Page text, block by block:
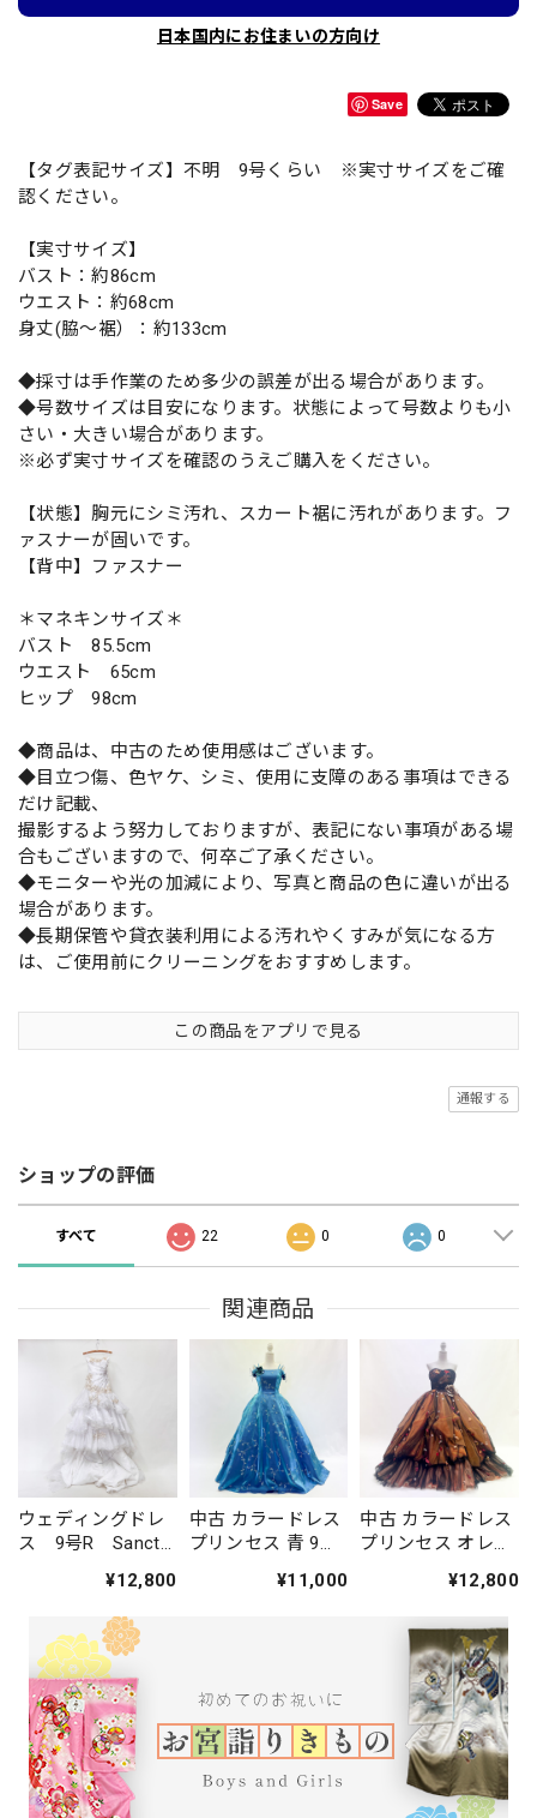
日本国内にお住まいの方向け
Save
【タグ表記サイズ】不明 9号くらい ※実寸サイズをご確
認ください。
【実寸サイズ】
バスト：約86cm
ウエスト：約68cm
身丈(脇〜裾）：約133cm
◆採寸は手作業のため多少の誤差が出る場合があります。
◆号数サイズは目安になります。状態によって号数よりも小
さい・大きい場合があります。
※必ず実寸サイズを確認のうえご購入をください。
【状態】胸元にシミ汚れ、スカート裾に汚れがあります。フ
ァスナーが固いです。
【背中】ファスナー
＊マネキンサイズ＊
バスト 85.5cm
ウエスト 65cm
ヒップ 98cm
◆商品は、中古のため使用感はございます。
◆目立つ傷、色ヤケ、シミ、使用に支障のある事項はできる
だけ記載、
撮影するよう努力しておりますが、表記にない事項がある場
合もございますので、何卒ご了承ください。
◆モニターや光の加減により、写真と商品の色に違いが出る
場合があります。
◆長期保管や貸衣装利用による汚れやくすみが気になる方
は、ご使用前にクリーニングをおすすめします。
この商品をアプリで見る
通報する
ショップの評価
すべて 22 0 0
関連商品
ウェディングドレ
ス 9号R Sancta
カリナ 中古 マ
ーメイドライン
ホワイト W-293
¥12,800
中古 カラードレス
プリンセス 青 9号
¥11,000
中古 カラードレス
プリンセス オレン
¥12,800